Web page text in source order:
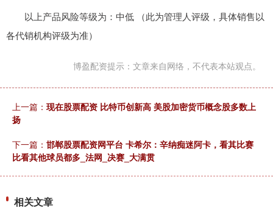
以上产品风险等级为：中低 （此为管理人评级，具体销售以
各代销机构评级为准）
博盈配资提示：文章来自网络，不代表本站观点。
上一篇： 现在股票配资 比特币创新高 美股加密货币概念股多数上
扬
下一篇： 邯郸股票配资网平台 卡希尔：辛纳痴迷阿卡，看其比赛
比看其他球员都多_法网_决赛_大满贯
相关文章